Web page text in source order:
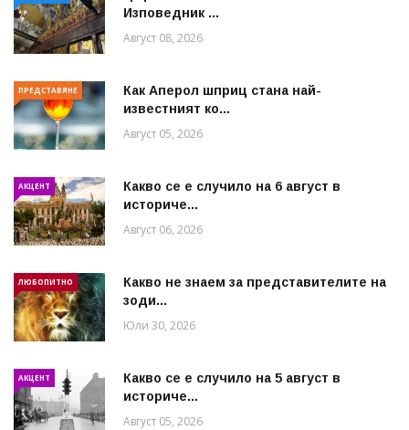
Изповедник ...
Август 08, 2026
ПРЕДСТАВЯНЕ
Как Аперол шприц стана най-
известният ко...
Август 05, 2026
АКЦЕНТ
Какво се е случило на 6 август в
историче...
Август 06, 2026
ЛЮБОПИТНО
Какво не знаем за представителите на
зоди...
Юли 30, 2026
АКЦЕНТ
Какво се е случило на 5 август в
историче...
Август 05, 2026